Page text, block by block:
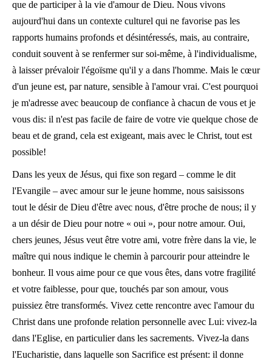
que de participer à la vie d'amour de Dieu. Nous vivons
aujourd'hui dans un contexte culturel qui ne favorise pas les
rapports humains profonds et désintéressés, mais, au contraire,
conduit souvent à se renfermer sur soi-même, à l'individualisme,
à laisser prévaloir l'égoïsme qu'il y a dans l'homme. Mais le cœur
d'un jeune est, par nature, sensible à l'amour vrai. C'est pourquoi
je m'adresse avec beaucoup de confiance à chacun de vous et je
vous dis: il n'est pas facile de faire de votre vie quelque chose de
beau et de grand, cela est exigeant, mais avec le Christ, tout est
possible!
Dans les yeux de Jésus, qui fixe son regard – comme le dit
l'Evangile – avec amour sur le jeune homme, nous saisissons
tout le désir de Dieu d'être avec nous, d'être proche de nous; il y
a un désir de Dieu pour notre « oui », pour notre amour. Oui,
chers jeunes, Jésus veut être votre ami, votre frère dans la vie, le
maître qui nous indique le chemin à parcourir pour atteindre le
bonheur. Il vous aime pour ce que vous êtes, dans votre fragilité
et votre faiblesse, pour que, touchés par son amour, vous
puissiez être transformés. Vivez cette rencontre avec l'amour du
Christ dans une profonde relation personnelle avec Lui: vivez-la
dans l'Eglise, en particulier dans les sacrements. Vivez-la dans
l'Eucharistie, dans laquelle son Sacrifice est présent: il donne